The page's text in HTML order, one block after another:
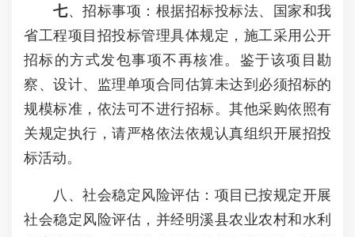
七、招标事项：根据招标投标法、国家和我
省工程项目招投标管理具体规定，施工采用公开
招标的方式发包事项不再核准。鉴于该项目勘
察、设计、监理单项合同估算未达到必须招标的
规模标准，依法可不进行招标。其他采购依照有
关规定执行，请严格依法依规认真组织开展招投
标活动。
八、社会稳定风险评估：项目已按规定开展
社会稳定风险评估，并经明溪县农业农村和水利